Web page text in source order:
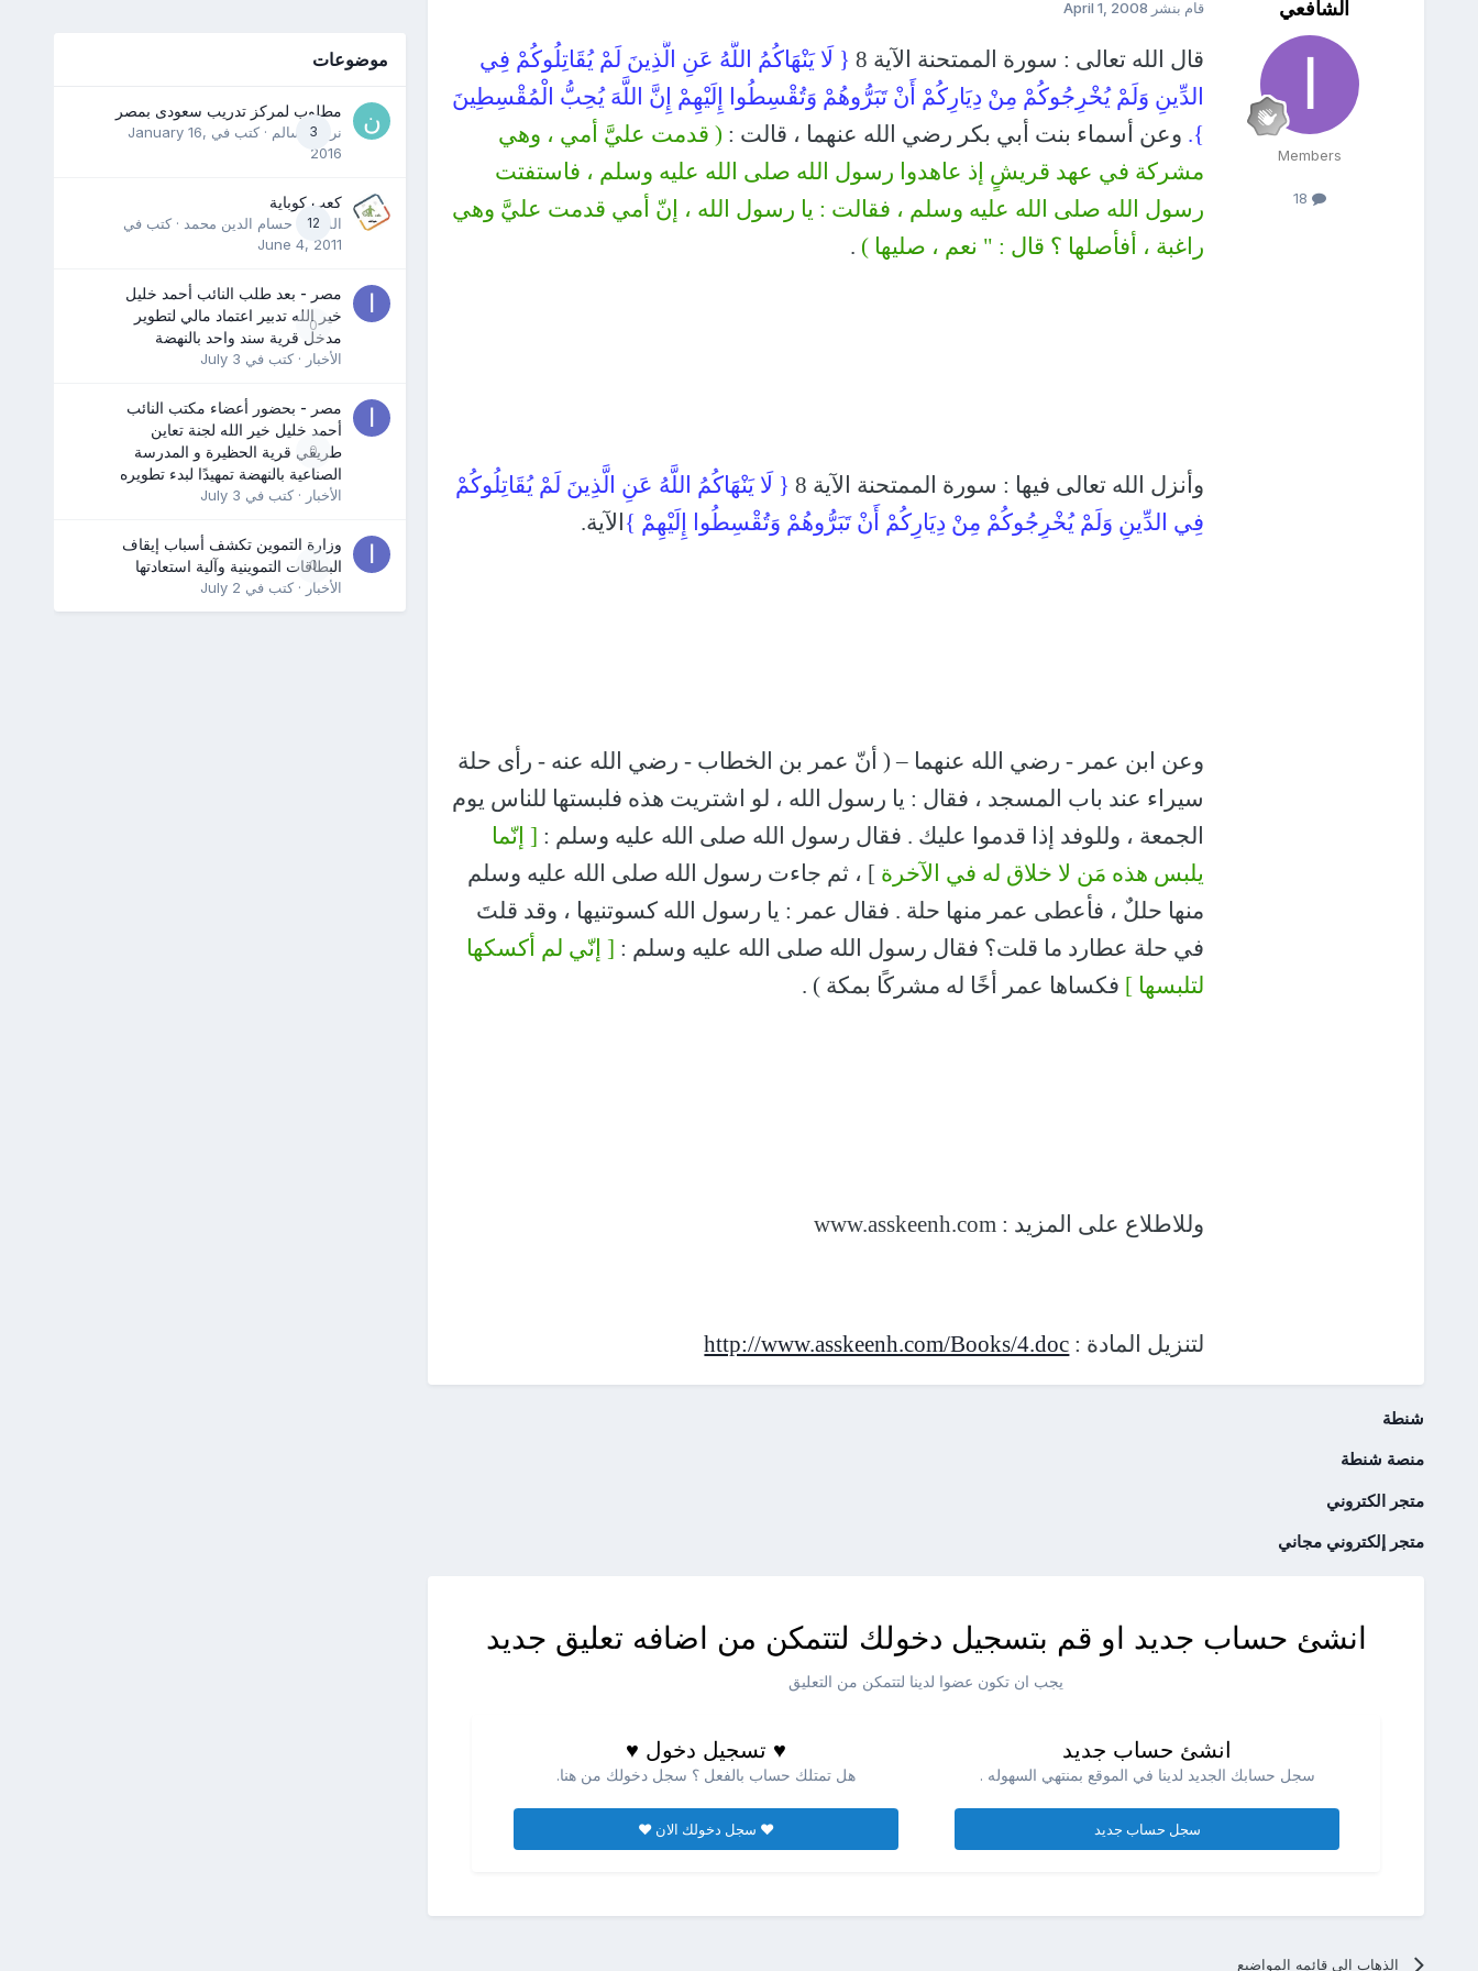
الشافعي
Members
18
قام بنشر April 1, 2008
قال الله تعالى : سورة الممتحنة الآية 8
{ لَا يَنْهَاكُمُ اللَّهُ عَنِ الَّذِينَ لَمْ يُقَاتِلُوكُمْ فِي
الدِّينِ وَلَمْ يُخْرِجُوكُمْ مِنْ دِيَارِكُمْ أَنْ تَبَرُّوهُمْ وَتُقْسِطُوا إِلَيْهِمْ إِنَّ اللَّهَ يُحِبُّ الْمُقْسِطِينَ
}. وعن أسماء بنت أبي بكر رضي الله عنهما ، قالت : ( قدمت عليَّ أمي ، وهي
مشركة في عهد قريشٍ إذ عاهدوا رسول الله صلى الله عليه وسلم ، فاستفتت
رسول الله صلى الله عليه وسلم ، فقالت : يا رسول الله ، إنّ أمي قدمت عليَّ وهي
راغبة ، أفأصلها ؟ قال : " نعم ، صليها ) .
وأنزل الله تعالى فيها : سورة الممتحنة الآية 8
{ لَا يَنْهَاكُمُ اللَّهُ عَنِ الَّذِينَ لَمْ يُقَاتِلُوكُمْ
فِي الدِّينِ وَلَمْ يُخْرِجُوكُمْ مِنْ دِيَارِكُمْ أَنْ تَبَرُّوهُمْ وَتُقْسِطُوا إِلَيْهِمْ } الآية.
وعن ابن عمر - رضي الله عنهما – ( أنّ عمر بن الخطاب - رضي الله عنه - رأى حلة
سيراء عند باب المسجد ، فقال : يا رسول الله ، لو اشتريت هذه فلبستها للناس يوم
الجمعة ، وللوفد إذا قدموا عليك . فقال رسول الله صلى الله عليه وسلم : [ إنّما
يلبس هذه مَن لا خلاق له في الآخرة ] ، ثم جاءت رسول الله صلى الله عليه وسلم
منها حللٌ ، فأعطى عمر منها حلة . فقال عمر : يا رسول الله كسوتنيها ، وقد قلتَ
في حلة عطارد ما قلت؟ فقال رسول الله صلى الله عليه وسلم : [ إنّي لم أكسكها
لتلبسها ] فكساها عمر أخًا له مشركًا بمكة ) .
وللاطلاع على المزيد : www.asskeenh.com
لتنزيل المادة : http://www.asskeenh.com/Books/4.doc
شنطة
منصة شنطة
متجر الكتروني
متجر إلكتروني مجاني
انشئ حساب جديد او قم بتسجيل دخولك لتتمكن من اضافه تعليق جديد
يجب ان تكون عضوا لدينا لتتمكن من التعليق
انشئ حساب جديد
سجل حسابك الجديد لدينا في الموقع بمنتهي السهوله .
سجل حساب جديد
♥ تسجيل دخول ♥
هل تمتلك حساب بالفعل ؟ سجل دخولك من هنا.
♥ سجل دخولك الان ♥
الذهاب الي قائمه المواضيع
موضوعات
3
مطلوب لمركز تدريب سعودى بمصر
نرمين سالم · كتب في January 16,
2016
12
كعب كوباية
المدرب حسام الدين محمد · كتب في
June 4, 2011
0
مصر - بعد طلب النائب أحمد خليل
خير الله تدبير اعتماد مالي لتطوير
مدخل قرية سند واحد بالنهضة
الأخبار · كتب في July 3
0
مصر - بحضور أعضاء مكتب النائب
أحمد خليل خير الله لجنة تعاين
طريقي قرية الحظيرة و المدرسة
الصناعية بالنهضة تمهيدًا لبدء تطويره
الأخبار · كتب في July 3
0
وزارة التموين تكشف أسباب إيقاف
البطاقات التموينية وآلية استعادتها
الأخبار · كتب في July 2